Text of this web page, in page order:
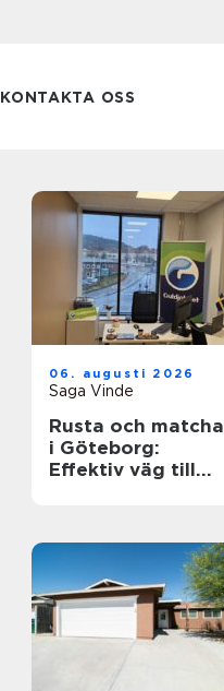
KONTAKTA OSS
06. augusti 2026
Saga Vinde
Rusta och matcha
i Göteborg:
Effektiv väg till